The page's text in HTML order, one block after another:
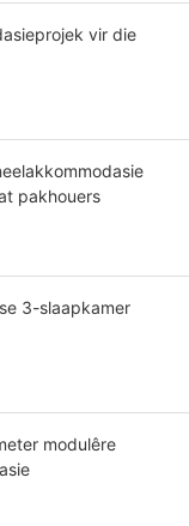
vir die
pakhouers
3-slaapkamer
modulêre